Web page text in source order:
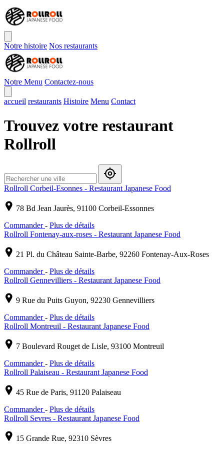
Notre histoire Nos restaurants
Notre Menu Contactez-nous
accueil restaurants Histoire Menu Contact
Trouvez votre restaurant
Rollroll
Rollroll Corbeil-Esonnes - Restaurant Japanese Food
78 Bd Jean Jaurès, 91100 Corbeil-Essonnes
Commander- Plus de détails
Rollroll Fontenay-aux-roses - Restaurant Japanese Food
21 Pl. du Château Sainte-Barbe, 92260 Fontenay-Aux-Roses
Commander- Plus de détails
Rollroll Gennevilliers - Restaurant Japanese Food
9 Rue du Puits Guyon, 92230 Gennevilliers
Commander- Plus de détails
Rollroll Montreuil - Restaurant Japanese Food
7 Boulevard Rouget de Lisle, 93100 Montreuil
Commander- Plus de détails
Rollroll Palaiseau - Restaurant Japanese Food
45 Rue de Paris, 91120 Palaiseau
Commander- Plus de détails
Rollroll Sevres - Restaurant Japanese Food
15 Grande Rue, 92310 Sèvres